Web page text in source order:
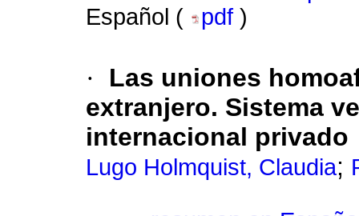
Español (
pdf )
·
Las uniones
extranjero. Sistema
internacional privado
Lugo Holmquist, Claudia;